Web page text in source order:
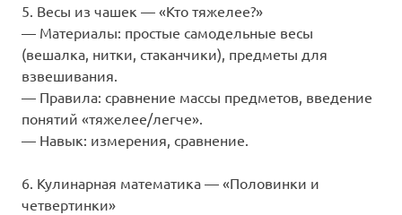
5. Весы из чашек — «Кто тяжелее?»
— Материалы: простые самодельные весы
(вешалка, нитки, стаканчики), предметы для
взвешивания.
— Правила: сравнение массы предметов, введение
понятий «тяжелее/легче».
— Навык: измерения, сравнение.
6. Кулинарная математика — «Половинки и
четвертинки»